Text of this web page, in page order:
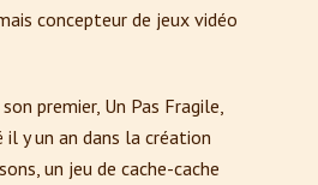
concepteur de jeux vidéo
premier, Un Pas Fragile,
il y un an dans la création
un jeu de cache-cache